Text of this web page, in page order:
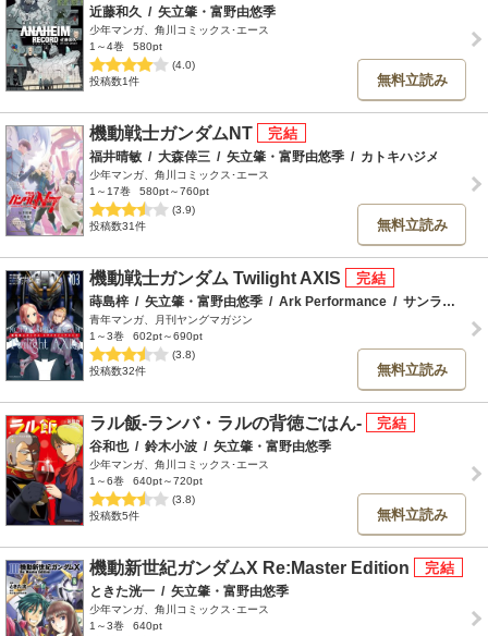
近藤和久 / 矢立肇・富野由悠季
少年マンガ、角川コミックス･エース
1～4巻
580pt
(4.0)
投稿数1件
無料立読み
機動戦士ガンダムNT
福井晴敏 / 大森倖三 / 矢立肇・富野由悠季 / カトキハジメ
少年マンガ、角川コミックス･エース
1～17巻
580pt～760pt
(3.9)
投稿数31件
無料立読み
機動戦士ガンダム Twilight AXIS
蒔島梓 / 矢立肇・富野由悠季 / Ark Performance / サンライズ
青年マンガ、月刊ヤングマガジン
1～3巻
602pt～690pt
(3.8)
投稿数32件
無料立読み
ラル飯‐ランバ・ラルの背徳ごはん‐
谷和也 / 鈴木小波 / 矢立肇・富野由悠季
少年マンガ、角川コミックス･エース
1～6巻
640pt～720pt
(3.8)
投稿数5件
無料立読み
機動新世紀ガンダムX Re:Master Edition
ときた洸一 / 矢立肇・富野由悠季
少年マンガ、角川コミックス･エース
1～3巻
640pt